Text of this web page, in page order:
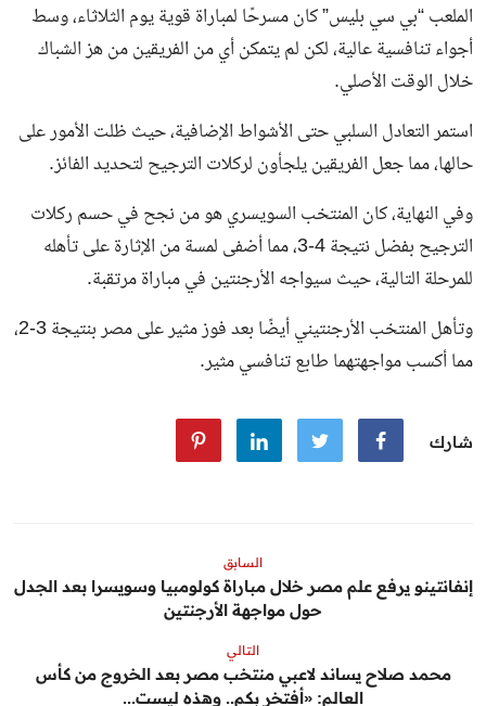
الملعب “بي سي بليس” كان مسرحًا لمباراة قوية يوم الثلاثاء، وسط
أجواء تنافسية عالية، لكن لم يتمكن أي من الفريقين من هز الشباك
خلال الوقت الأصلي.
استمر التعادل السلبي حتى الأشواط الإضافية، حيث ظلت الأمور على
حالها، مما جعل الفريقين يلجأون لركلات الترجيح لتحديد الفائز.
وفي النهاية، كان المنتخب السويسري هو من نجح في حسم ركلات
الترجيح بفضل نتيجة 4-3، مما أضفى لمسة من الإثارة على تأهله
للمرحلة التالية، حيث سيواجه الأرجنتين في مباراة مرتقبة.
وتأهل المنتخب الأرجنتيني أيضًا بعد فوز مثير على مصر بنتيجة 3-2،
مما أكسب مواجهتهما طابع تنافسي مثير.
شارك
السابق
إنفانتينو يرفع علم مصر خلال مباراة كولومبيا وسويسرا بعد الجدل
حول مواجهة الأرجنتين
التالي
محمد صلاح يساند لاعبي منتخب مصر بعد الخروج من كأس
العالم: «أفتخر بكم.. وهذه ليست...